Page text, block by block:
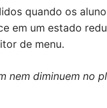
quando os
em um estado
de menu.
nem diminuem no